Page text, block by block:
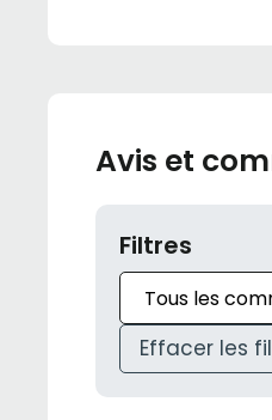
Avis et
Filtres
Effacer les